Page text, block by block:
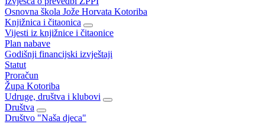
Osnovna škola Jože Horvata Kotoriba
Knjižnica i čitaonica
Vijesti iz knjižnice i čitaonice
Plan nabave
Godišnji financijski izvještaji
Statut
Proračun
Župa Kotoriba
Udruge, društva i klubovi
Društva
Društvo "Naša djeca"